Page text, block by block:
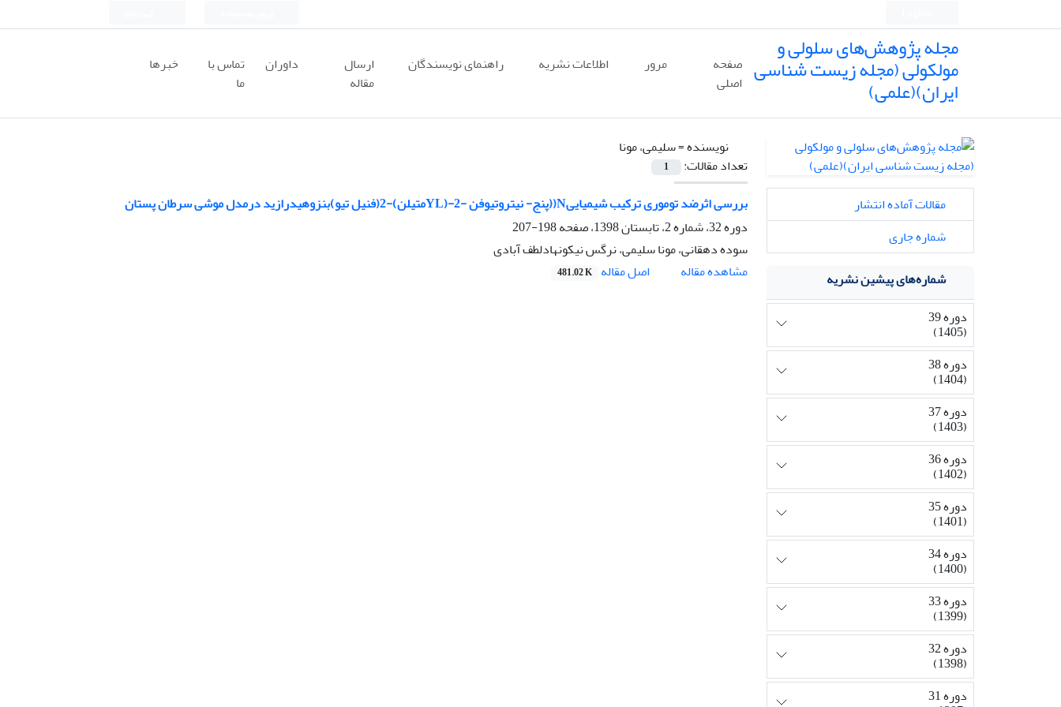
مجله پژوهش‌های سلولی و
مولکولی (مجله زیست شناسی
ایران)(علمی)
صفحه
اصلی
مرور اطلاعات نشریه راهنمای نویسندگان
ارسال
مقاله
داوران
تماس با
ما
خبرها
نویسنده =سلیمی، مونا
تعداد مقالات:
1
بررسی اثرضد توموری ترکیب شیمیاییN((پنج- نیتروتیوفن -2-(YLمتیلن)-2(فنیل تیو)بنزوهیدرازید درمدل موشی سرطان پستان
دوره 32، شماره 2، تابستان 1398، صفحه
198-207
سوده دهقانی، مونا سلیمی، نرگس نیکونهادلطف آبادی
مشاهده مقاله
اصل مقاله 481.02 K
مقالات آماده انتشار
شماره جاری
شماره‌های پیشین نشریه
دوره 39
(1405)
دوره 38
(1404)
دوره 37
(1403)
دوره 36
(1402)
دوره 35
(1401)
دوره 34
(1400)
دوره 33
(1399)
دوره 32
(1398)
دوره 31